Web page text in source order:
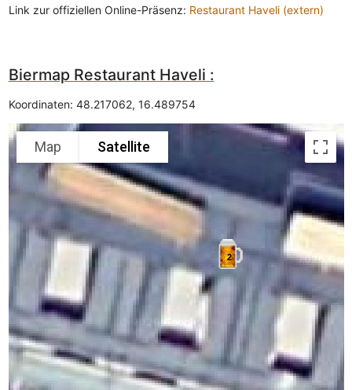
Link zur offiziellen Online-Präsenz: Restaurant Haveli (extern)
Biermap Restaurant Haveli :
Koordinaten: 48.217062, 16.489754
2
Map Satellite